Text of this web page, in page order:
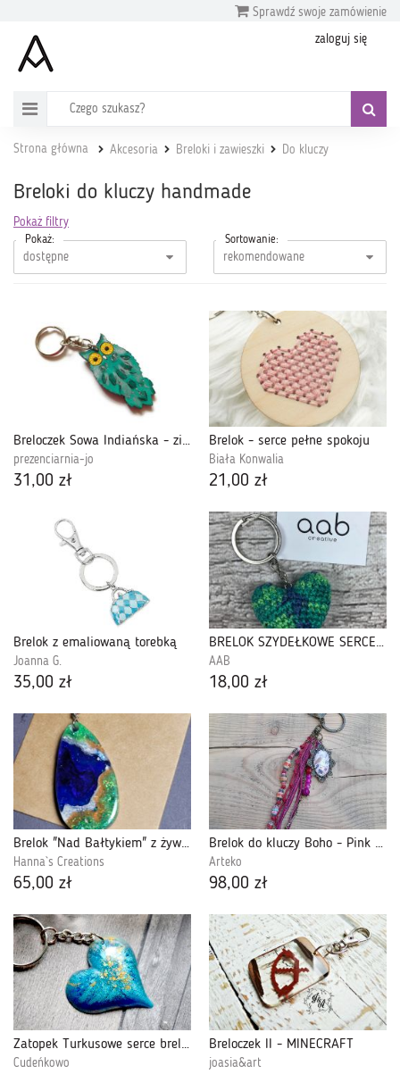
Sprawdź swoje zamówienie
zaloguj się
Strona główna Akcesoria Breloki i zawieszki Do kluczy
Breloki do kluczy handmade
Pokaż filtry
Pokaż: Sortowanie:
Breloczek Sowa Indiańska - zieleń morska
prezenciarnia-jo
31,00 zł
Brelok - serce pełne spokoju
Biała Konwalia
21,00 zł
Brelok z emaliowaną torebką
Joanna G.
35,00 zł
BRELOK SZYDEŁKOWE SERCE zielony melanż
AAB
18,00 zł
Brelok "Nad Bałtykiem" z żywicy do kluczy torebki plecaka
Hanna`s Creations
65,00 zł
Brelok do kluczy Boho - Pink Bird Charm
Arteko
98,00 zł
Zatopek Turkusowe serce brelok
Cudeńkowo
Breloczek II - MINECRAFT
joasia&art